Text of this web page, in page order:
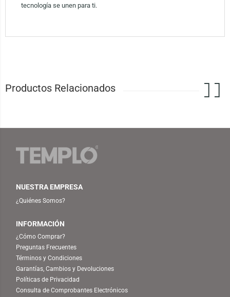
tecnología se unen para ti.
Productos Relacionados
NUESTRA EMPRESA
¿Quiénes Somos?
INFORMACIÓN
¿Cómo Comprar?
Preguntas Frecuentes
Términos y Condiciones
Garantías, Cambios y Devoluciones
Políticas de Privacidad
Consulta de Comprobantes Electrónicos